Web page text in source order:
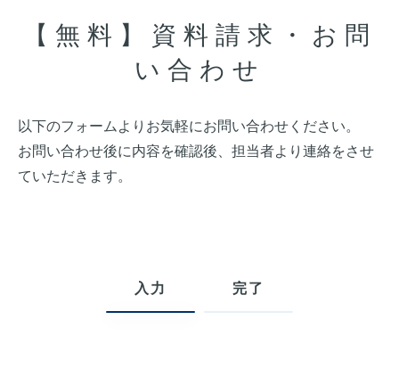
【無料】資料請求・お問
い合わせ
以下のフォームよりお気軽にお問い合わせください。
お問い合わせ後に内容を確認後、担当者より連絡をさせ
ていただきます。
入力 完了